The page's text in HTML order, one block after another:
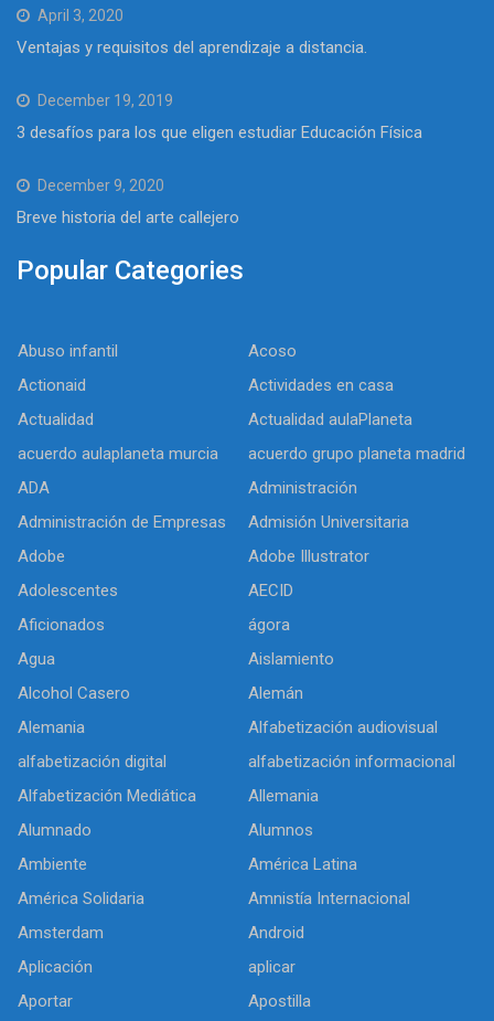
April 3, 2020
Ventajas y requisitos del aprendizaje a distancia.
December 19, 2019
3 desafíos para los que eligen estudiar Educación Física
December 9, 2020
Breve historia del arte callejero
Popular Categories
Abuso infantil
Acoso
Actionaid
Actividades en casa
Actualidad
Actualidad aulaPlaneta
acuerdo aulaplaneta murcia
acuerdo grupo planeta madrid
ADA
Administración
Administración de Empresas
Admisión Universitaria
Adobe
Adobe Illustrator
Adolescentes
AECID
Aficionados
ágora
Agua
Aislamiento
Alcohol Casero
Alemán
Alemania
Alfabetización audiovisual
alfabetización digital
alfabetización informacional
Alfabetización Mediática
Allemania
Alumnado
Alumnos
Ambiente
América Latina
América Solidaria
Amnistía Internacional
Amsterdam
Android
Aplicación
aplicar
Aportar
Apostilla